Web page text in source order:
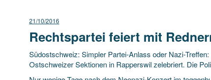
21/10/2016
Rechtspartei feiert mit
Südostschweiz: Simpler Partei-Anlass oder Nazi-
Ostschweizer Sektionen in Rapperswil zelebriert. Die